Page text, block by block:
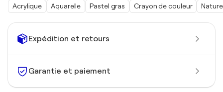
Expédition et retours
Garantie et paiement
Acrylique Aquarelle Pastel gras Crayon de couleur